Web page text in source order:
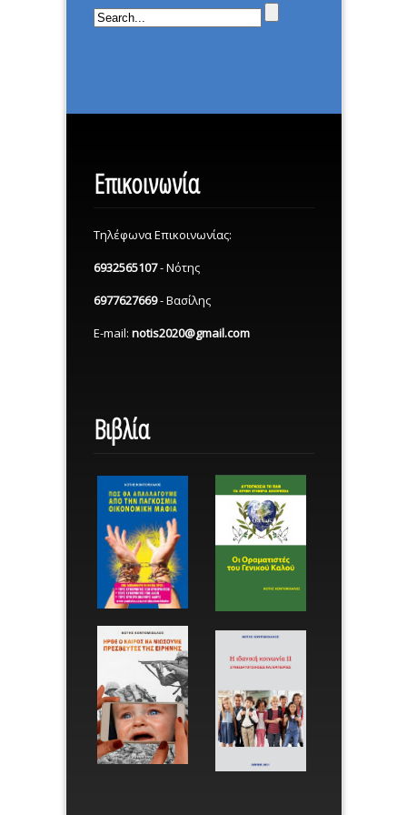
Επικοινωνία
Τηλέφωνα Επικοινωνίας:
6932565107- Νότης
6977627669- Βασίλης
E-mail: notis2020@gmail.com
Βιβλία